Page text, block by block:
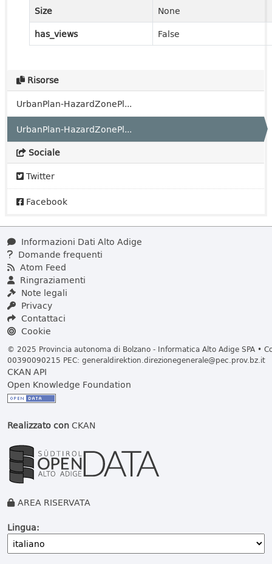
Risorse
UrbanPlan-HazardZonePl...
UrbanPlan-HazardZonePl...
Sociale
Twitter
Facebook
Size
None
has_views
False
Informazioni Dati Alto Adige
Domande frequenti
Atom Feed
Ringraziamenti
Note legali
Privacy
Contattaci
Cookie
© 2025 Provincia autonoma di Bolzano - Informatica Alto Adige SPA •
00390090215 PEC: generaldirektion.direzionegenerale@pec.prov.bz.it
CKAN API
Open Knowledge Foundation
Realizzato conCKAN
AREA RISERVATA
Lingua